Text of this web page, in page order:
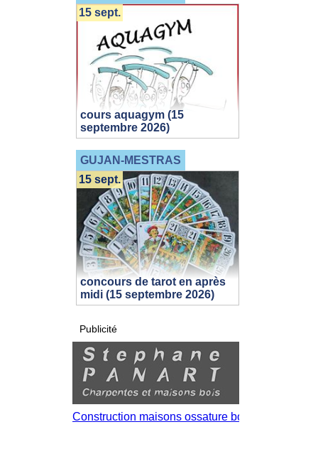
cours aquagym (15
septembre 2026)
15 sept.
GUJAN-MESTRAS
concours de tarot en après
midi (15 septembre 2026)
15 sept.
Publicité